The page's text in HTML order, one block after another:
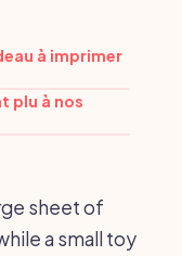
à imprimer
plu à nos
sheet of
a small toy